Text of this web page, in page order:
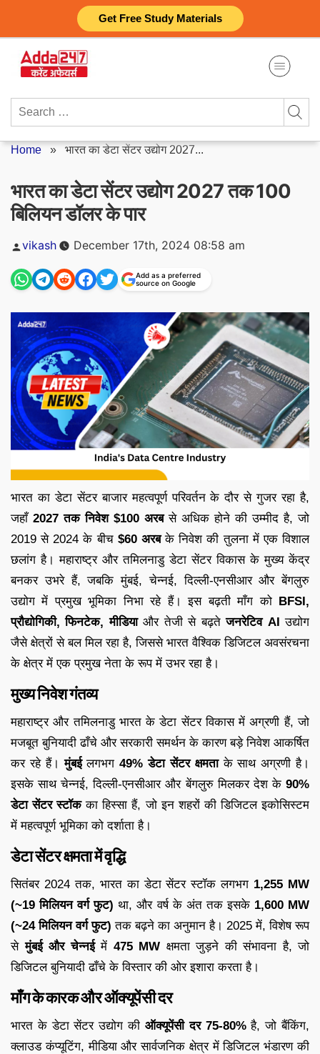
Get Free Study Materials
content
Search
Home » भारत का डेटा सेंटर उद्योग 2027...
भारत का डेटा सेंटर उद्योग 2027 तक 100
बिलियन डॉलर के पार
Posted
vikash December 17th, 2024 08:58 am
Add as a preferred
source on Google
भारत का डेटा सेंटर बाजार महत्वपूर्ण परिवर्तन के दौर से गुजर रहा है,
जहाँ 2027 तक निवेश $100 अरबसे अधिक होने की उम्मीद है, जो
2019 से 2024 के बीच $60 अरबके निवेश की तुलना में एक विशाल
छलांग है। महाराष्ट्र और तमिलनाडु डेटा सेंटर विकास के मुख्य केंद्र
बनकर उभरे हैं, जबकि मुंबई, चेन्नई, दिल्ली-एनसीआर और बेंगलुरु
उद्योग में प्रमुख भूमिका निभा रहे हैं। इस बढ़ती माँग को BFSI,
प्रौद्योगिकी, फिनटेक, मीडियाऔर तेजी से बढ़तेजनरेटिव AI उद्योग
जैसे क्षेत्रों से बल मिल रहा है, जिससे भारत वैश्विक डिजिटल अवसंरचना
के क्षेत्र में एक प्रमुख नेता के रूप में उभर रहा है।
मुख्य निवेश गंतव्य
महाराष्ट्र और तमिलनाडु भारत के डेटा सेंटर विकास में अग्रणी हैं, जो
मजबूत बुनियादी ढाँचे और सरकारी समर्थन के कारण बड़े निवेश आकर्षित
कर रहे हैं।मुंबईलगभग49% डेटा सेंटर क्षमताके साथ अग्रणी है।
इसके साथ चेन्नई, दिल्ली-एनसीआर और बेंगलुरु मिलकर देश के 90%
डेटा सेंटर स्टॉकका हिस्सा हैं, जो इन शहरों की डिजिटल इकोसिस्टम
में महत्वपूर्ण भूमिका को दर्शाता है।
डेटा सेंटर क्षमता में वृद्धि
सितंबर 2024 तक, भारत का डेटा सेंटर स्टॉक लगभग 1,255 MW
(~19 मिलियन वर्ग फुट) था, और वर्ष के अंत तक इसके 1,600 MW
(~24 मिलियन वर्ग फुट) तक बढ़ने का अनुमान है। 2025 में, विशेष रूप
सेमुंबई और चेन्नईमें 475 MW क्षमता जुड़ने की संभावना है, जो
डिजिटल बुनियादी ढाँचे के विस्तार की ओर इशारा करता है।
माँग के कारक और ऑक्यूपेंसी दर
भारत के डेटा सेंटर उद्योग की ऑक्यूपेंसी दर 75-80%है, जो बैंकिंग,
क्लाउड कंप्यूटिंग, मीडिया और सार्वजनिक क्षेत्र में डिजिटल भंडारण की